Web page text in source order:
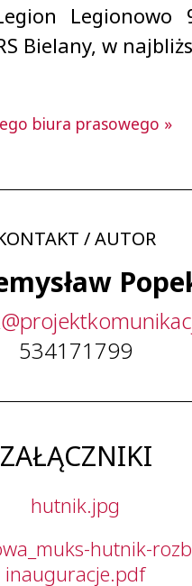
Legionowo
Bielany, w
biura prasowego »
/ AUTOR
@
534171799
ZAŁĄCZNIKI
hutnik.jpg
hutnik-
inauguracje.pdf